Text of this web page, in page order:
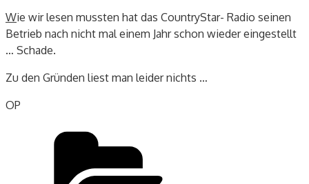
Wie wir lesen mussten hat das CountryStar- Radio seinen
Betrieb nach nicht mal einem Jahr schon wieder eingestellt
… Schade.
Zu den Gründen liest man leider nichts …
OP